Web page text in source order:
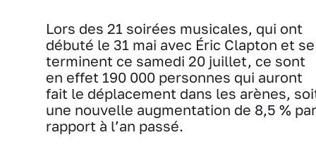
Lors des 21 soirées musicales, qui ont
débuté le 31 mai avec Éric Clapton et se
terminent ce samedi 20 juillet, ce sont
en effet 190 000 personnes qui auront
fait le déplacement dans les arènes,
une nouvelle augmentation de 8,5 % par
rapport à l’an passé.